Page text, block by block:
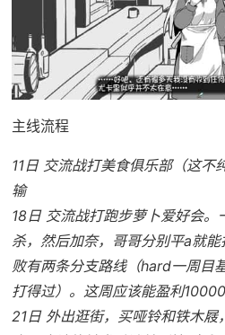
主线流程
11日 交流战打美食俱乐部（这不
输
18日 交流战打跑步萝卜爱好会
杀，然后加奈，哥哥分别平a就
败有两条分支路线（hard一周目
打得过）。这周应该能盈利
21日 外出逛街，买哑铃和铁木屐